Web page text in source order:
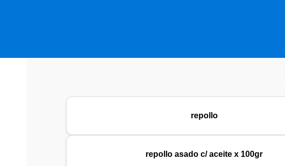
repollo
repollo asado c/ aceite x 100gr